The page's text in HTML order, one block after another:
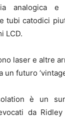
analogica
tubi catodici
LCD.
laser e altre
un futuro
è un
da